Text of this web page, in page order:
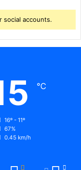
social accounts.
℃
16º - 11º
67%
0.45 km/h